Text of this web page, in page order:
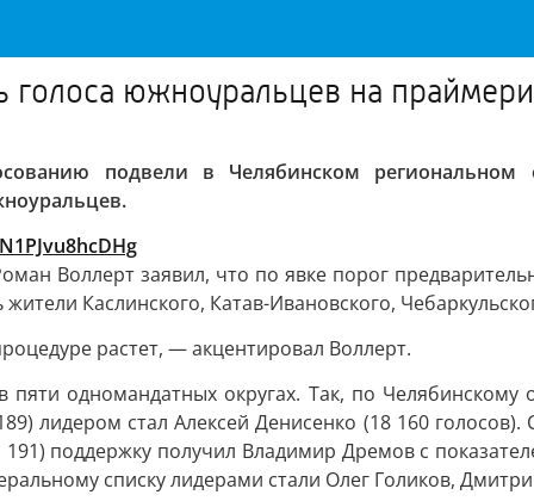
голоса южноуральцев на
подвели в Челябинском региональном
Воллерт заявил, что по явке порог
Каслинского, Катав-Ивановского,
растет, — акцентировал Воллерт.
одномандатных округах. Так, по
лидером стал Алексей Денисенко (18 160
поддержку получил Владимир Дремов с
списку лидерами стали Олег Голиков,